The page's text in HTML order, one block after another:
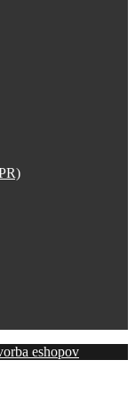
eshopov